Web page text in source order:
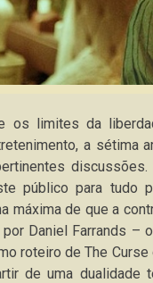
os limites da
a sétima
público para tudo
máxima de que a
Daniel Farrands –
roteiro de The
de uma